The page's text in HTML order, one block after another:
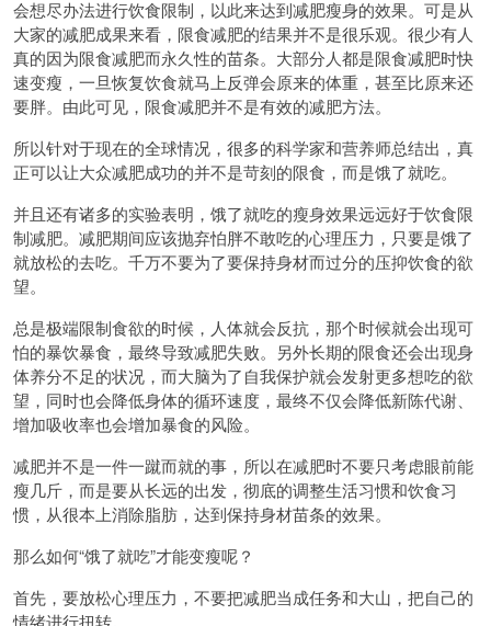
会想尽办法进行饮食限制，以此来达到减肥瘦身的效果。可是从
大家的减肥成果来看，限食减肥的结果并不是很乐观。很少有人
真的因为限食减肥而永久性的苗条。大部分人都是限食减肥时快
速变瘦，一旦恢复饮食就马上反弹会原来的体重，甚至比原来还
要胖。由此可见，限食减肥并不是有效的减肥方法。
所以针对于现在的全球情况，很多的科学家和营养师总结出，真
正可以让大众减肥成功的并不是苛刻的限食，而是饿了就吃。
并且还有诸多的实验表明，饿了就吃的瘦身效果远远好于饮食限
制减肥。减肥期间应该抛弃怕胖不敢吃的心理压力，只要是饿了
就放松的去吃。千万不要为了要保持身材而过分的压抑饮食的欲
望。
总是极端限制食欲的时候，人体就会反抗，那个时候就会出现可
怕的暴饮暴食，最终导致减肥失败。另外长期的限食还会出现身
体养分不足的状况，而大脑为了自我保护就会发射更多想吃的欲
望，同时也会降低身体的循环速度，最终不仅会降低新陈代谢、
增加吸收率也会增加暴食的风险。
减肥并不是一件一蹴而就的事，所以在减肥时不要只考虑眼前能
瘦几斤，而是要从长远的出发，彻底的调整生活习惯和饮食习
惯，从很本上消除脂肪，达到保持身材苗条的效果。
那么如何“饿了就吃”才能变瘦呢？
首先，要放松心理压力，不要把减肥当成任务和大山，把自己的
情绪进行扭转。